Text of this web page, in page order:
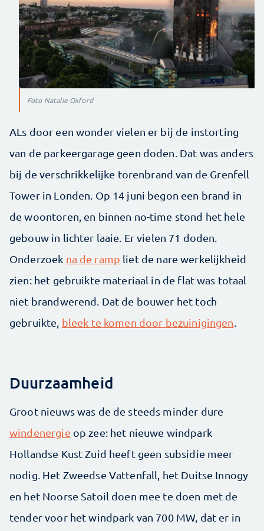
Foto Natalie Oxford
ALs door een wonder vielen er bij de instorting
van de parkeergarage geen doden. Dat was anders
bij de verschrikkelijke torenbrand van de Grenfell
Tower in Londen. Op 14 juni begon een brand in
de woontoren, en binnen no-time stond het hele
gebouw in lichter laaie. Er vielen 71 doden.
Onderzoek na de ramp liet de nare werkelijkheid
zien: het gebruikte materiaal in de flat was totaal
niet brandwerend. Dat de bouwer het toch
gebruikte, bleek te komen door bezuinigingen
Duurzaamheid
Groot nieuws was de de steeds minder dure
windenergie op zee: het nieuwe windpark
Hollandse Kust Zuid heeft geen subsidie meer
nodig. Het Zweedse Vattenfall, het Duitse Innogy
en het Noorse Satoil doen mee te doen met de
tender voor het windpark van 700 MW, dat er in